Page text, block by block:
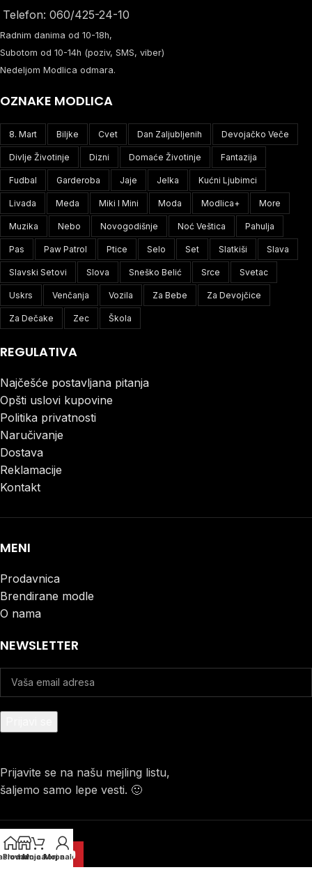
Telefon: 060/425-24-10
Radnim danima od 10-18h,
Subotom od 10-14h (poziv, SMS, viber)
Nedeljom Modlica odmara.
OZNAKE MODLICA
8. Mart Biljke Cvet Dan Zaljubljenih Devojačko Veče
Divlje Životinje Dizni Domaće Životinje Fantazija
Fudbal Garderoba Jaje Jelka Kućni Ljubimci
Livada Meda Miki I Mini Moda Modlica+ More
Muzika Nebo Novogodišnje Noć Veštica Pahulja
Pas Paw Patrol Ptice Selo Set Slatkiši Slava
Slavski Setovi Slova Sneško Belić Srce Svetac
Uskrs Venčanja Vozila Za Bebe Za Devojčice
Za Dečake Zec Škola
REGULATIVA
Najčešće postavljana pitanja
Opšti uslovi kupovine
Politika privatnosti
Naručivanje
Dostava
Reklamacije
Kontakt
MENI
Prodavnica
Brendirane modle
O nama
NEWSLETTER
Prijavite se na našu mejling listu,
šaljemo samo lepe vesti. 🙂
Prodavnica
Moja korpa
Moj nalog